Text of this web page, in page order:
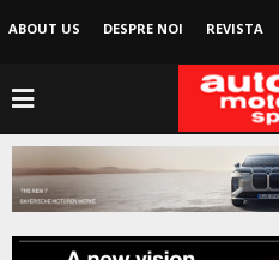
ABOUT US DESPRE NOI REVISTA